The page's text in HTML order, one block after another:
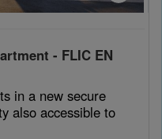
- FLIC EN
in a new secure
also accessible to